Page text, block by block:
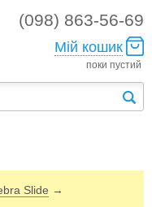
(098) 863-56-69
Мій кошик
поки пустий
Slide →